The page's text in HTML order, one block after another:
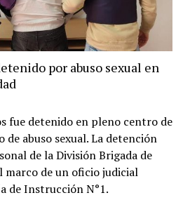
por abuso sexual en
fue detenido en pleno centro de
de abuso sexual. La detención
de la División Brigada de
marco de un oficio judicial
de Instrucción N°1.